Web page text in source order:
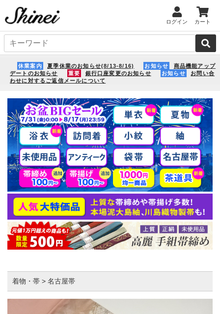
ログイン カート
休業案内 夏季休業のお知らせ(8/13-8/16) お知らせ
商品機能アップ
デートのお知らせ
重要 銀行口座変更のお知らせ お知らせ
お問い合
わせに対するご返信メールについて
着物・帯 > 名古屋帯